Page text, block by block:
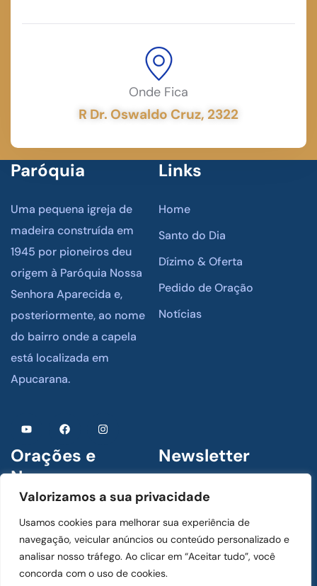
Valorizamos a sua privacidade
Usamos cookies para melhorar sua experiência de
navegação, veicular anúncios ou conteúdo personalizado e
analisar nosso tráfego. Ao clicar em “Aceitar tudo”, você
concorda com o uso de cookies.
Onde Fica
R Dr. Oswaldo Cruz, 2322
Paróquia
Uma pequena igreja de
madeira construída em
1945 por pioneiros deu
origem à Paróquia Nossa
Senhora Aparecida e,
posteriormente, ao nome
do bairro onde a capela
está localizada em
Apucarana.
Links
Home
Santo do Dia
Dízimo & Oferta
Pedido de Oração
Notícias
Orações e
Novenas
1 De Julho De 2024
Menino Jesus de Praga
Newsletter
Assine para receber
novidades